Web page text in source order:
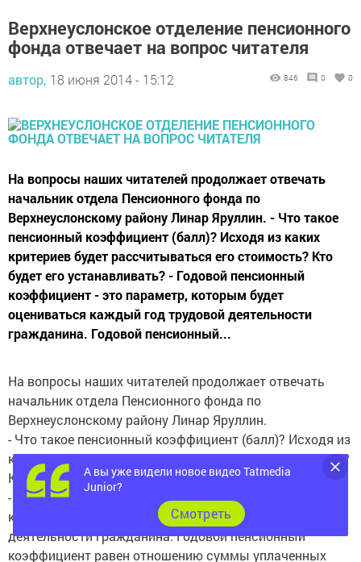
Верхнеуслонское отделение пенсионного
фонда отвечает на вопрос читателя
автор, 18 июня 2014 - 15:12 846 0 0
На вопросы наших читателей продолжает отвечать
начальник отдела Пенсионного фонда по
Верхнеуслонскому району Линар Яруллин. - Что такое
пенсионный коэффициент (балл)? Исходя из каких
критериев будет рассчитываться его стоимость? Кто
будет его устанавливать? - Годовой пенсионный
коэффициент - это параметр, которым будет
оцениваться каждый год трудовой деятельности
гражданина. Годовой пенсионный...
На вопросы наших читателей продолжает отвечать
начальник отдела Пенсионного фонда по
Верхнеуслонскому району Линар Яруллин.
- Что такое пенсионный коэффициент (балл)? Исходя из
каких критериев будет рассчитываться его стоимость?
Кто будет его устанавливать?
- Годовой пенсионный коэффициент - это параметр,
которым будет оцениваться каждый год трудовой
деятельности гражданина. Годовой пенсионный
коэффициент равен отношению суммы уплаченных
А вы уже видели новое видео Tatmedia
Junior?
Cмотреть